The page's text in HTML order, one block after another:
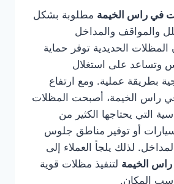
في راس الخيمة مطلوبة بشكل
والمواقف والمداخل
المظلات الحديدية توفر حماية
وتساعد على استغلال
بطريقة عملية. ومع ارتفاع
راس الخيمة، أصبحت المظلات
التي يحتاجها الكثير من
أو توفير مناطق جلوس
لذلك يلجأ العملاء إلى
راس الخيمة لتنفيذ مظلات قوية
المكان.